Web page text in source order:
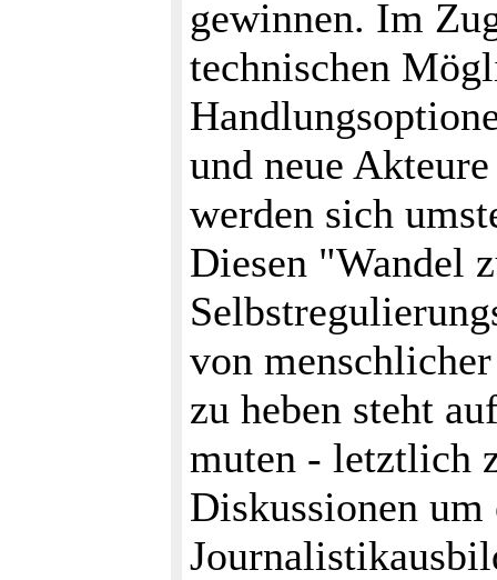
gewinnen. Im
technischen
und neue
werden sich
Diesen "Wandel
von
zu heben steht
muten - letztlich
Diskussionen